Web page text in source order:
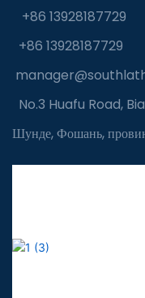
+86 13928187729
+86 13928187729
No.3 Huafu Road,
Шунде, Фошань,